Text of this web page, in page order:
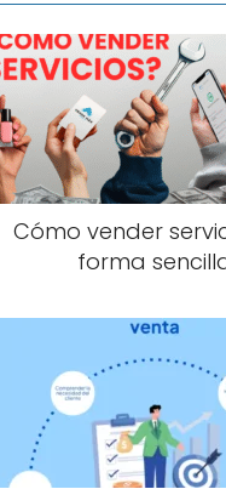
Cómo vender
forma